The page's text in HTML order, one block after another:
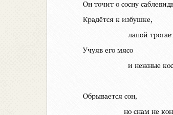
Он точит о сосну
Крадётся к избушке,
лапой трогает
Учуяв его мясо
и нежные
Обрывается сон,
но снам не